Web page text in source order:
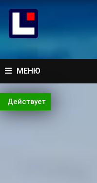
содержимому
МЕНЮ
Действует